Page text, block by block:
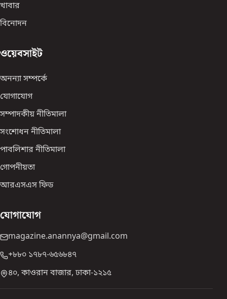
খাবার
বিনোদন
ওয়েবসাইট
অনন্যা সম্পর্কে
যোগাযোগ
সম্পাদকীয় নীতিমালা
সংশোধন নীতিমালা
পাবলিশার নীতিমালা
গোপনীয়তা
আরএসএস ফিড
যোগাযোগ
magazine.anannya@gmail.com
+৮৮০ ১৭৮৭-৬৫৬৮৪৭
৪০, কাওরান বাজার, ঢাকা-১২১৫